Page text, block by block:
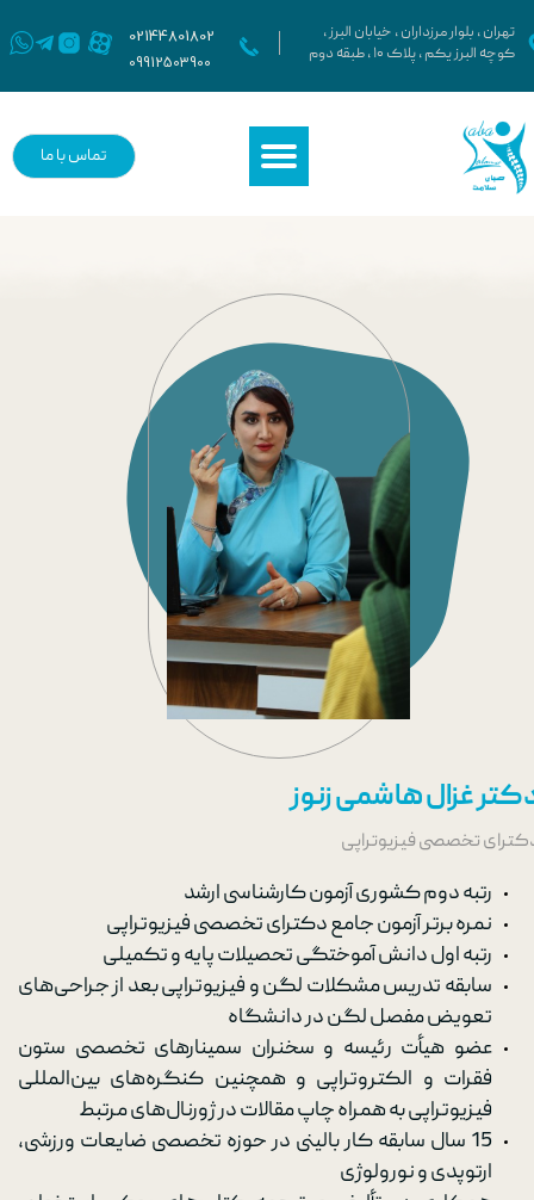
تهران ، بلوار مرزداران ، خیابان البرز ،
کوچه البرز یکم ، پلاک ۱۰ ، طبقه دوم
02144801802
09912503900
تماس با ما
رتبه دوم کشوری آزمون کارشناسی ارشد
نمره برتر آزمون جامع دکترای تخصصی فیزیوتراپی
رتبه اول دانش آموختگی تحصیلات پایه و تکمیلی
سابقه تدریس مشکلات لگن و فیزیوتراپی بعد از جراحی‌های
تعویض مفصل لگن در دانشگاه
عضو هیأت رئیسه و سخنران سمینارهای تخصصی ستون
فقرات و الکتروتراپی و همچنین کنگره‌های بین‌المللی
فیزیوتراپی به همراه چاپ مقالات در ژورنال‌های مرتبط
15 سال سابقه کار بالینی در حوزه تخصصی ضایعات ورزشی،
ارتوپدی و نورولوژی
غزال هاشمی زنوز
تخصصی فیزیوتراپی